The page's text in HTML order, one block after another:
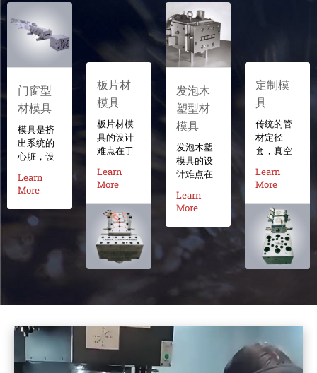
门窗型
材模具
模具是挤
出系统的
心脏，设
模具的核
心，奥纳
模具致力
于打造全
具设计理
念。从业
30年的奥
打破传统
路，结合
客户的设
备、配
Learn
More
板片材
模具
板片材模
具的设计
难点在于
做到压力
均匀的分
布，奥纳
模具改变
传统的分
体式衣架
式流道，
采用整体
设计的模
具低速或
者高速生
产都很稳
Learn
More
发泡木
塑型材
模具
发泡木塑
模具的设
计难点在
力的设
计，合理
的压力设
计，可以
保证型材
密度、发
的稳定
Learn
More
定制模
具
传统的管
材定径
套，真空
附阻力
大，导致
后续牵引
阻力大，
进而成品
圆度不理
想；我公
司打破传
空，生产
阻力小，
圆度理
想。
Learn
More